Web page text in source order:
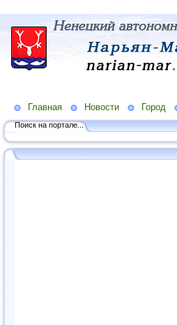
Главная Новости Город
Поиск на портале...